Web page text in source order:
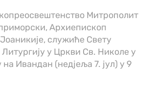
Митрополит
Архиепископ
служиће Свету
Литургију у Цркви Св. Николе у
Ивандан (недјеља 7. јул) у 9